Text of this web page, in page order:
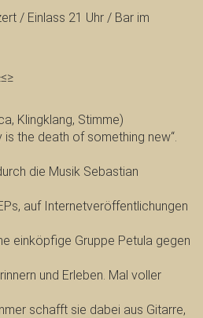
/ Einlass 21 Uhr / Bar im
Klingklang, Stimme)
is the death of something new“.
die Musik Sebastian
auf Internetveröffentlichungen
einköpfige Gruppe Petula gegen
und Erleben. Mal voller
schafft sie dabei aus Gitarre,